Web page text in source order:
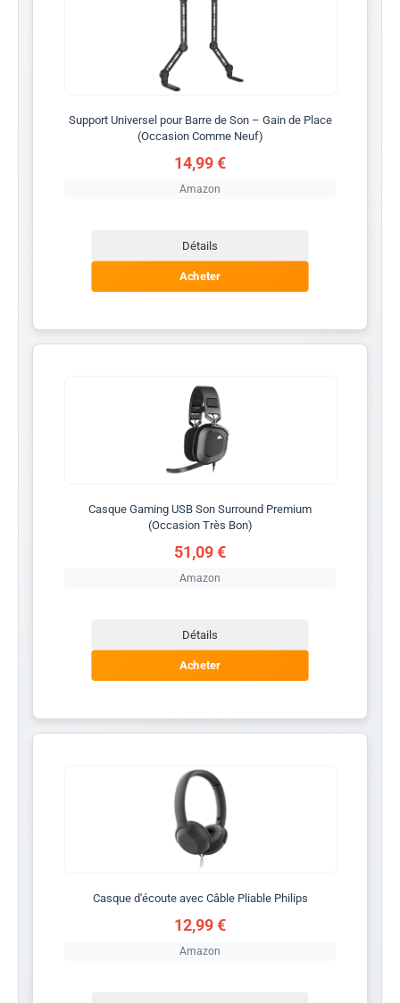
Support Universel pour Barre de Son – Gain de Place
(Occasion Comme Neuf)
14,99 €
Amazon
Détails
Acheter
Casque Gaming USB Son Surround Premium
(Occasion Très Bon)
51,09 €
Amazon
Détails
Acheter
Casque d'écoute avec Câble Pliable Philips
12,99 €
Amazon